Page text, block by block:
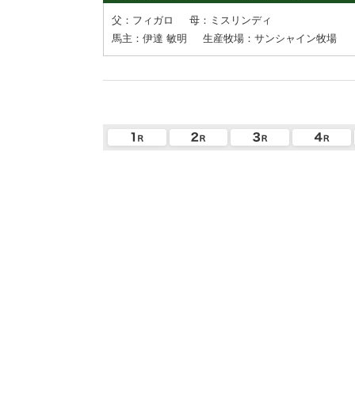
父：フィガロ
母：ミスリンディ
馬主：伊達 敏明
生産牧場：サンシャイン牧場